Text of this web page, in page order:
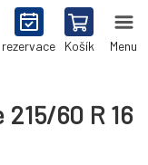
rezervace Košík Menu
60 R 16